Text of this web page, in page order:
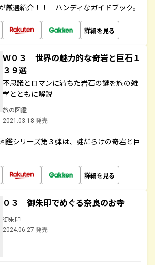
厳選紹介！！ ハンディなガイドブック。
詳細を見る
Ｗ０３ 世界の魅力的な奇岩と巨石１
３９選
不思議とロマンに満ちた岩石の謎を旅の雑
学とともに解説
旅の図鑑
2021.03.18 発売
鑑シリーズ第３弾は、謎だらけの奇岩と巨
詳細を見る
０３ 御朱印でめぐる奈良のお寺
御朱印
2024.06.27 発売